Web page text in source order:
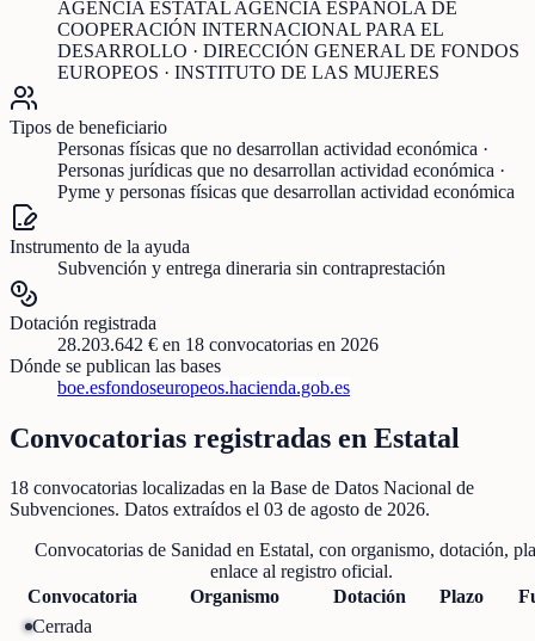
AGENCIA ESTATAL AGENCIA ESPAÑOLA DE
COOPERACIÓN INTERNACIONAL PARA EL
DESARROLLO · DIRECCIÓN GENERAL DE FONDOS
EUROPEOS · INSTITUTO DE LAS MUJERES
Tipos de beneficiario
Personas físicas que no desarrollan actividad económica ·
Personas jurídicas que no desarrollan actividad económica ·
Pyme y personas físicas que desarrollan actividad económica
Instrumento de la ayuda
Subvención y entrega dineraria sin contraprestación
Dotación registrada
28.203.642 € en 18 convocatorias en 2026
Dónde se publican las bases
boe.esfondoseuropeos.hacienda.gob.es
Convocatorias registradas en Estatal
18 convocatorias localizadas en la Base de Datos Nacional de
Subvenciones. Datos extraídos el 03 de agosto de 2026.
Convocatorias de Sanidad en Estatal, con organismo, dotación,
enlace al registro oficial.
Convocatoria
Organismo Dotación Plazo
Cerrada